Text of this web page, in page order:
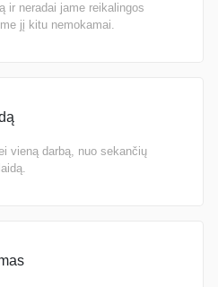
ir neradai jame reikalingos
jį kitu nemokamai.
vieną darbą, nuo sekančių